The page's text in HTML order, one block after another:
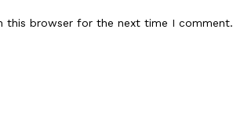
this browser for the next time I comment.